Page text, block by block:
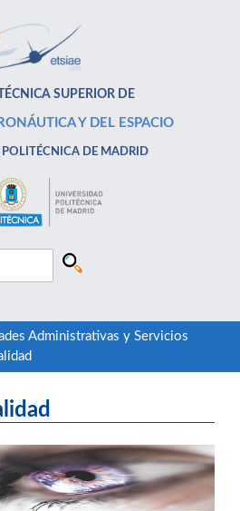
SUPERIOR DE
Y DEL ESPACIO
DE MADRID
Administrativas y Servicios